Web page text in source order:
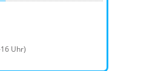
Uhr)